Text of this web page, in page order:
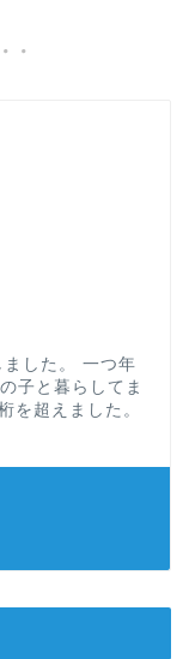
した。 一つ年
子と暮らしてま
を超えました。